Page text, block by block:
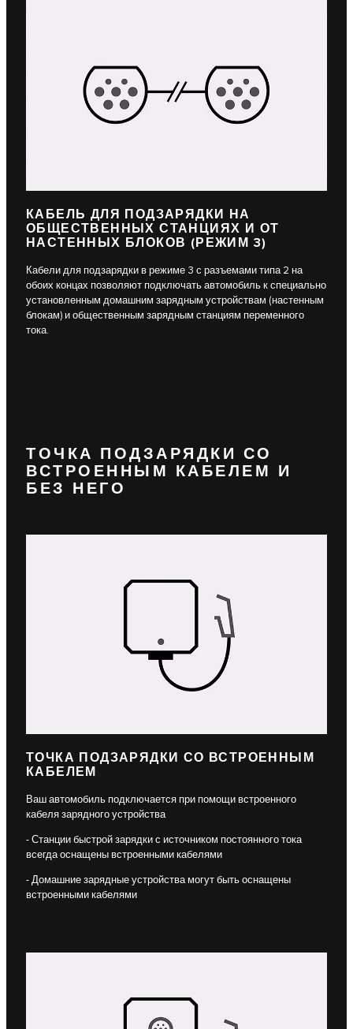
КАБЕЛЬ ДЛЯ ПОДЗАРЯДКИ НА
ОБЩЕСТВЕННЫХ СТАНЦИЯХ И ОТ
НАСТЕННЫХ БЛОКОВ (РЕЖИМ 3)
Кабели для подзарядки в режиме 3 с разъемами типа 2 на
обоих концах позволяют подключать автомобиль к специально
установленным домашним зарядным устройствам (настенным
блокам) и общественным зарядным станциям переменного
тока.
ТОЧКА ПОДЗАРЯДКИ СО
ВСТРОЕННЫМ КАБЕЛЕМ И
БЕЗ НЕГО
ТОЧКА ПОДЗАРЯДКИ СО ВСТРОЕННЫМ
КАБЕЛЕМ
Ваш автомобиль подключается при помощи встроенного
кабеля зарядного устройства
- Станции быстрой зарядки с источником постоянного тока
всегда оснащены встроенными кабелями
- Домашние зарядные устройства могут быть оснащены
встроенными кабелями